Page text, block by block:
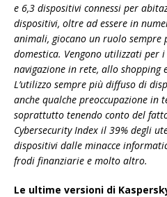
e 6,3 dispositivi connessi per
dispositivi, oltre ad essere in
animali, giocano un ruolo
domestica. Vengono utilizzati
navigazione in rete, allo shopping
L’utilizzo sempre più diffuso di
anche qualche preoccupazione in
soprattutto tenendo conto del
Cybersecurity Index il 39% degli
dispositivi dalle minacce
frodi finanziarie e molto altro.
Le ultime versioni di